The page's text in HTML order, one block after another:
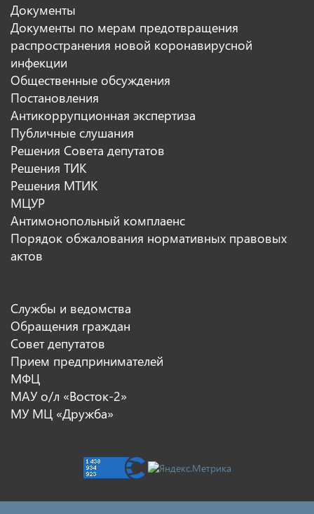
Документы
Документы по мерам предотвращения
распространения новой коронавирусной
инфекции
Общественные обсуждения
Постановления
Антикоррупционная экспертиза
Публичные слушания
Решения Совета депутатов
Решения ТИК
Решения МТИК
МЦУР
Антимонопольный комплаенс
Порядок обжалования нормативных правовых
актов
Службы и ведомства
Обращения граждан
Совет депутатов
Прием предпринимателей
МФЦ
МАУ о/л «Восток-2»
МУ МЦ «Дружба»